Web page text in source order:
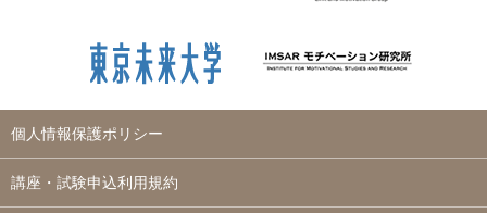
個人情報保護ポリシー
講座・試験申込利用規約